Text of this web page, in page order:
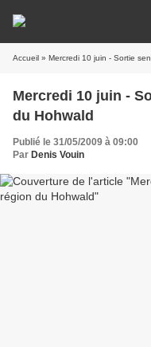
Accueil » Mercredi 10 juin - Sortie
Mercredi 10 juin -
du Hohwald
Publié le 31/05/2009 à 09:00
Par Denis Vouin